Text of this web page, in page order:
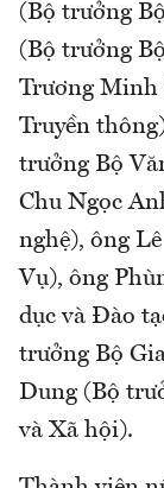
(Bộ trưởng
(Bộ trưởng
Trương Minh
Truyền
trưởng Bộ
Chu Ngọc
nghệ), ông
Vụ), ông
dục và Đào
trưởng Bộ
Dung (Bộ
và Xã hội).